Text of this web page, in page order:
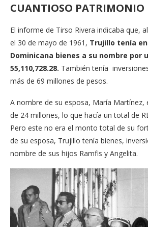
CUANTIOSO PATRIMONIO
El informe de Tirso Rivera indicaba que,
el 30 de mayo de 1961, Trujillo tenía
Dominicana bienes a su nombre por
55,110,728.28. También tenía
más de 69 millones de pesos.
A nombre de su esposa, María Martínez,
de 24 millones, lo que hacía un total de
Pero este no era el monto total de su
de su esposa, Trujillo tenía bienes,
nombre de sus hijos Ramfis y Angelita.